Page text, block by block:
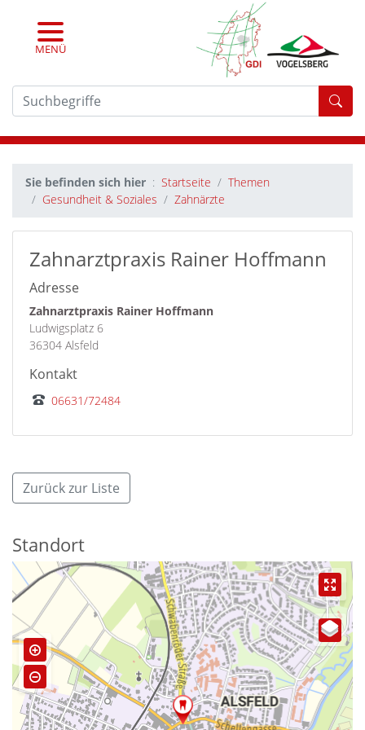
MENÜ
Sie befinden sich hier Startseite
Themen
Gesundheit & Soziales
Zahnärzte
Zahnarztpraxis Rainer Hoffmann
Adresse
Zahnarztpraxis Rainer Hoffmann
Ludwigsplatz 6
36304 Alsfeld
Kontakt
06631/72484
Zurück zur Liste
Standort